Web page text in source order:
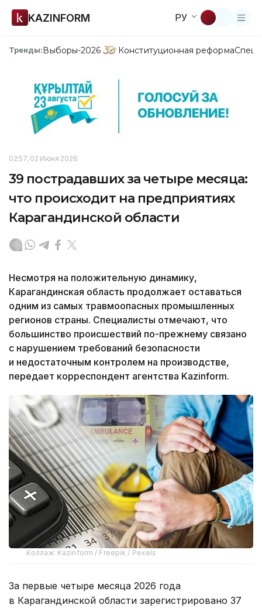
KAZINFORM РУ
Тренды:Выборы-2026 Конституционная реформа
02:57, 02 Июня 2026
39 пострадавших за четыре месяца:
что происходит на предприятиях
Карагандинской области
Несмотря на положительную динамику,
Карагандинская область продолжает оставаться
одним из самых травмоопасных промышленных
регионов страны. Специалисты отмечают, что
большинство происшествий по-прежнему связано
с нарушением требований безопасности
и недостаточным контролем на производстве,
передает корреспондент агентства Kazinform.
Коллаж: Kazinform / Freepik / Pexels
За первые четыре месяца 2026 года
в Карагандинской области зарегистрировано 37